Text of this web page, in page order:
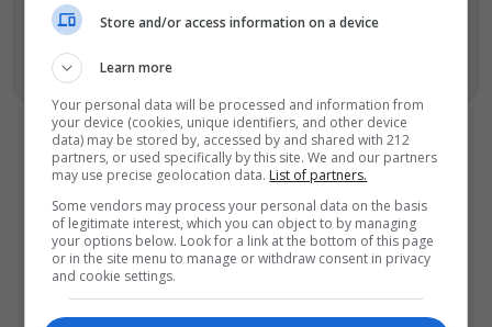
αναζητησης
ΔΕΙΤΕ ΕΠΙΣΗΣ
«Κλεμμένος Πειρατής» – «Beauty and
Blue»: Το διπλό εκθεσιακό ταξίδι του
Απόστολου Χαντζαρά στην Πάτμο
Store and/or access information on a device
Learn more
Your personal data will be processed and information from
your device (cookies, unique identifiers, and other device
data) may be stored by, accessed by and shared with 212
partners, or used specifically by this site. We and our partners
may use precise geolocation data. List of partners.
Some vendors may process your personal data on the basis
of legitimate interest, which you can object to by managing
your options below. Look for a link at the bottom of this page
or in the site menu to manage or withdraw consent in privacy
and cookie settings.